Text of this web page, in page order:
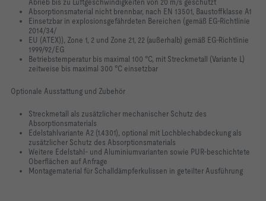
Absorptionsmaterial nicht brennbar, nach EN 13501, Baustoffklasse A1
Einsetzbar in explosionsgefährdeten Bereichen (gemäß EG-Richtlinie
2014/34/
EU (ATEX)), Zone 1, 2 und Zone 21, 22 (außerhalb) gemäß EG-Richtlinie
1999/92/EG
Betriebstemperatur bis maximal 100 °C, mit Streckmetall (Variante L)
zeitweise bis maximal 300 °C einsetzbar
Optionale Ausstattung und Zubehör
Streckmetall als zusätzlicher mechanischer Schutz des
Absorptionsmaterials
Edelstahlvariante A2 (1.4301), optional mit Lochblechabdeckung als
zusätzlicher Schutz des Absorptionsmaterials
Weitere Edelstahl- und Aluminiumvarianten sowie PUR-beschichtete
Oberflächen auf Anfrage
Montagematerial für Schalldämpferkulissen in geteilter Ausführung